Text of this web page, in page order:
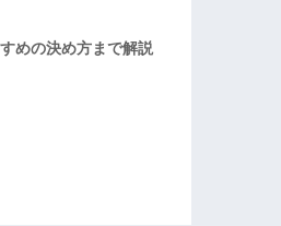
めの決め方まで解説